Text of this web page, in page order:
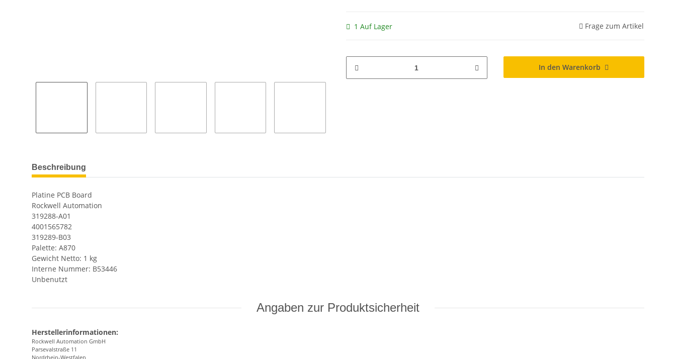
1 Auf Lager Frage zum Artikel
In den Warenkorb
Beschreibung
Platine PCB Board
Rockwell Automation
319288-A01
4001565782
319289-B03
Palette: A870
Gewicht Netto: 1 kg
Interne Nummer: B53446
Unbenutzt
Angaben zur Produktsicherheit
Herstellerinformationen:
Rockwell Automation GmbH
Parsevalstraße 11
Nordrhein-Westfalen